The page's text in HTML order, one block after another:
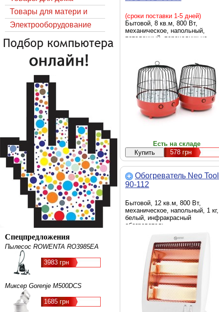
Товары для матери и
ребёнка
Электрооборудование
Спецпредложения
Пылесос ROWENTA RO3985EA
3983 грн
Миксер Gorenje M500DCS
1685 грн
(сроки поставки 1-5 дней)
Бытовой, 8 кв.м, 800 Вт,
механическое, напольный,
потолочный, переходник на
Есть на складе
578грн
Обогреватель Neo
90-112
Бытовой, 12 кв.м, 800 Вт,
механическое, напольный, 1 кг,
белый, инфракрасный
обогреватель